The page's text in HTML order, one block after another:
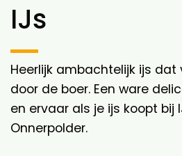
IJs
Heerlijk ambachtelijk ijs
door de boer. Een ware
en ervaar als je ijs koopt bij
Onnerpolder.